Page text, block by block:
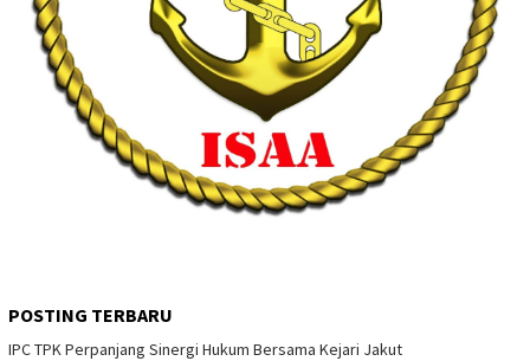
POSTING TERBARU
IPC TPK Perpanjang Sinergi Hukum Bersama Kejari Jakut